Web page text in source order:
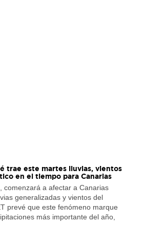
trae este martes lluvias, vientos
en el tiempo para Canarias
comenzará a afectar a Canarias
generalizadas y vientos del
prevé que este fenómeno marque
más importante del año,